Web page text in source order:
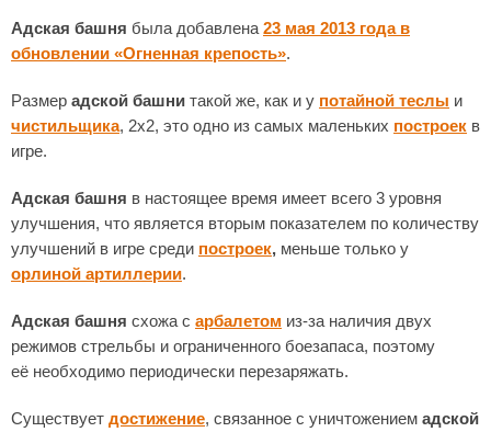
Адская башня была добавлена 23 мая 2013 года в
обновлении «Огненная крепость».
Размер адской башни такой же, как и у потайной теслы и
чистильщика, 2х2, это одно из самых маленьких построек в
игре.
Адская башня в настоящее время имеет всего 3 уровня
улучшения, что является вторым показателем по количеству
улучшений в игре среди построек, меньше только у
орлиной артиллерии.
Адская башня схожа с арбалетом из-за наличия двух
режимов стрельбы и ограниченного боезапаса, поэтому
её необходимо периодически перезаряжать.
Существует достижение, связанное с уничтожением адской